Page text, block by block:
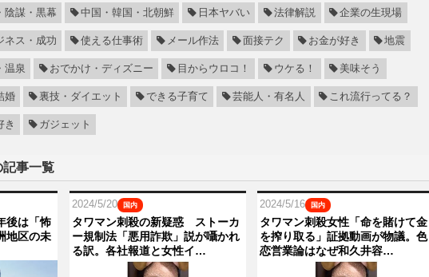
陰謀・黒幕 中国・韓国・北朝鮮 日本ヤバい 法律解説 企業の生現場
ネス・成功 使える仕事術 メール作法 面接テク お金が好き 地震
温泉 おでかけ・ディズニー 目からウロコ！ ウケる！ 美味そう
婚 裏技・ダイエット できる子育て 芸能人・有名人 これ流行ってる？
き ガジェット
記事一覧
後は「怖
地区の未
2024/5/20 国内
タワマン刺殺の新疑惑 ストーカ
ー規制法「悪用詐欺」説が囁かれ
る訳。各社報道と女性イ…
2024/5/16 国内
タワマン刺殺女性「命を賭けて金
を搾り取る」証拠動画が物議。色
恋営業論はなぜ和久井容…